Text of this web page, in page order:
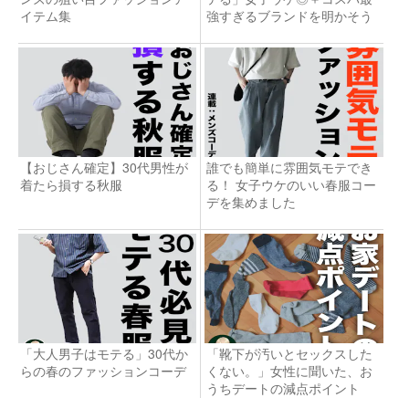
イテム集
強すぎるブランドを明かそう
【おじさん確定】30代男性が
着たら損する秋服
誰でも簡単に雰囲気モテでき
る！ 女子ウケのいい春服コー
デを集めました
「大人男子はモテる」30代か
らの春のファッションコーデ
「靴下が汚いとセックスした
くない。」女性に聞いた、お
うちデートの減点ポイント